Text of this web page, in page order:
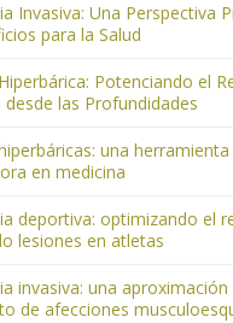
Invasiva: Una Perspectiva
para la Salud
Potenciando el
las Profundidades
una
en medicina
deportiva: optimizando el
lesiones en atletas
invasiva: una
de afecciones